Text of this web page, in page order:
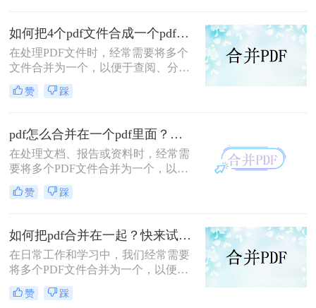
急的！”这样的场景，你是否熟悉？如何把4个pdf文件合成一个pdf？这3种合成方法请务必学会！
在处理PDF文件时，经常需要将多个
文件合并为一个，以便于查阅、分享
或存储。那么如何把4个pdf文件合成
一个pdf呢？本文将介绍三种将4个
赞 踩
pdf怎么合并在一个pdf里面？这二种合并方法了解下！
在处理文档、报告或资料时，经常需
要将多个PDF文件合并为一个，以便
于查阅和管理。那么pdf怎么合并在一
个pdf里面呢？本文将介绍两种将多个
赞 踩
如何把pdf合并在一起？快来试试这3种合并方法！
在日常工作和学习中，我们经常需要
将多个PDF文件合并为一个，以便于
查阅和分享。那么如何把pdf合并在一
起呢？本文将介绍三种常用的PDF合
赞 踩